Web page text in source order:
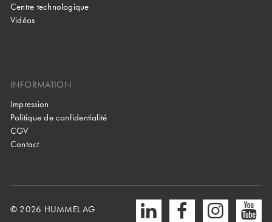
Centre technologique
Vidéos
INFORMATION
Impression
Politique de confidentialité
CGV
Contact
© 2026 HUMMEL AG